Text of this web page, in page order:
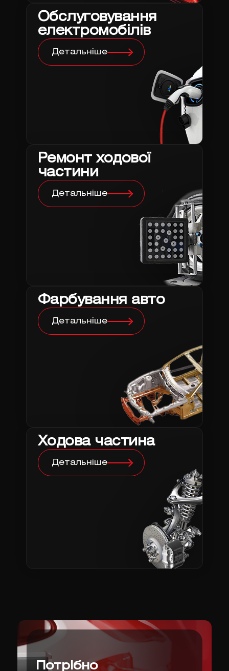
Обслуговування
електромобілів
Детальніше
Ремонт ходової
частини
Детальніше
Фарбування авто
Детальніше
Ходова частина
Детальніше
Потрібно